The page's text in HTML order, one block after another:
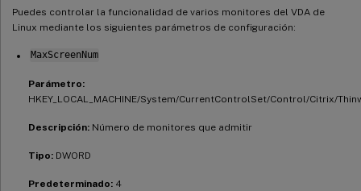
Puedes controlar la funcionalidad de varios monitores del VDA de
Linux mediante los siguientes parámetros de configuración:
MaxScreenNum
Parámetro:
HKEY_LOCAL_MACHINE/System/CurrentControlSet/Control/Citrix/
Descripción: Número de monitores que admitir
Tipo: DWORD
Predeterminado: 4